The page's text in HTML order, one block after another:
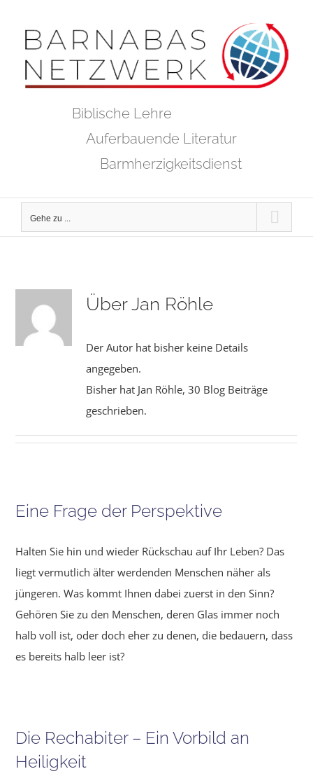
Inhalt
springen
Biblische Lehre
Auferbauende Literatur
Barmherzigkeitsdienst
Gehe zu ...
ÜberJan Röhle
Der Autor hat bisher keine Details
angegeben.
Bisher hat Jan Röhle, 30 Blog Beiträge
geschrieben.
Eine Frage der Perspektive
Halten Sie hin und wieder Rückschau auf Ihr Leben? Das
liegt vermutlich älter werdenden Menschen näher als
jüngeren. Was kommt Ihnen dabei zuerst in den Sinn?
Gehören Sie zu den Menschen, deren Glas immer noch
halb voll ist, oder doch eher zu denen, die bedauern, dass
es bereits halb leer ist?
Die Rechabiter – Ein Vorbild an
Heiligkeit